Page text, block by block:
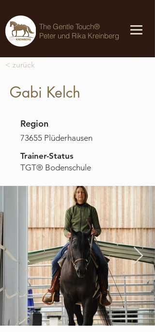
The Gentle Touch®
Peter und Rika Kreinberg
< zurück
Gabi Kelch
Region
73655 Plüderhausen
Trainer-Status
TGT® Bodenschule